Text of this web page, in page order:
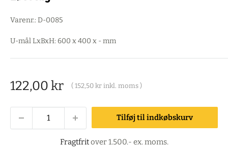
Varenr.: D-0085
U-mål LxBxH: 600 x 400 x - mm
Salgspris
122,00 kr ( 152,50 kr inkl. moms )
Tilføj til indkøbskurv
Fragtfritover 1.500.- ex. moms.